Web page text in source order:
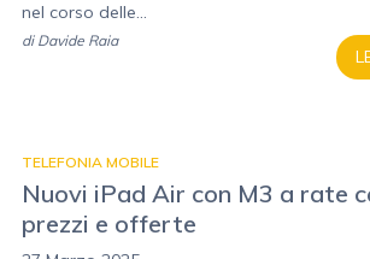
nel corso delle...
di Davide Raia
TELEFONIA MOBILE
Nuovi iPad Air con M3 a rate
prezzi e offerte